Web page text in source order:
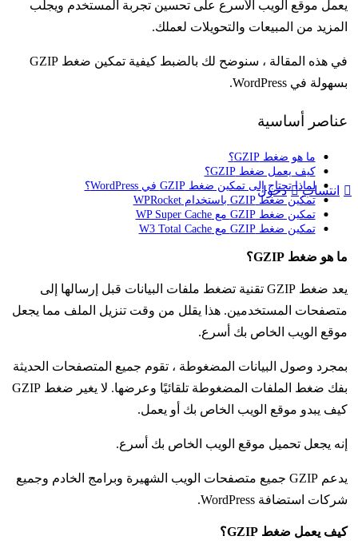
انتساب دخول
يعمل موقع الويب الأسرع على تحسين تجربة المستخدم ويجلب
المزيد من المبيعات والتحويلات لعملك.
في هذه المقالة ، سنوضح لك بالضبط كيفية تمكين ضغط GZIP
بسهولة في WordPress.
عناصر أساسية
ما هو ضغط GZIP؟
كيف يعمل ضغط GZIP؟
لماذا تحتاج إلى تمكين ضغط GZIP في WordPress؟
تمكين ضغط GZIP باستخدام WPRocket
تمكين ضغط GZIP مع WP Super Cache
تمكين ضغط GZIP مع W3 Total Cache
ما هو ضغط GZIP؟
يعد ضغط GZIP تقنية تضغط ملفات البيانات قبل إرسالها إلى
متصفحات المستخدمين. هذا يقلل من وقت تنزيل الملف مما يجعل
موقع الويب الخاص بك أسرع.
بمجرد وصول البيانات المضغوطة ، تقوم جميع المتصفحات الحديثة
بفك ضغط الملفات المضغوطة تلقائيًا وعرضها. لا يغير ضغط GZIP
كيف يبدو موقع الويب الخاص بك أو يعمل.
إنه يجعل تحميل موقع الويب الخاص بك أسرع.
يدعم GZIP جميع متصفحات الويب الشهيرة وبرامج الخادم وجميع
شركات استضافة WordPress.
كيف يعمل ضغط GZIP؟